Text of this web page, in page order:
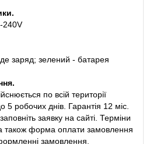
240V
заряд; зелений - батарея
по всій території
5 робочих днів. Гарантія 12 міс.
заявку на сайті. Терміни
також форма оплати замовлення
замовлення.